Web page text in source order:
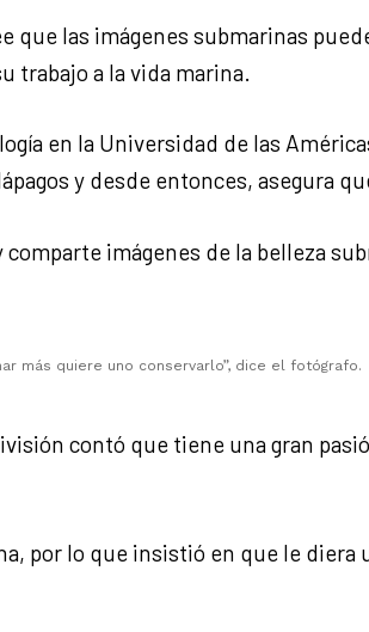
que las imágenes submarinas
trabajo a la vida marina.
en la Universidad de las
y desde entonces, asegura
comparte imágenes de la belleza
más quiere uno conservarlo”, dice el fotógrafo.
contó que tiene una gran
por lo que insistió en que le